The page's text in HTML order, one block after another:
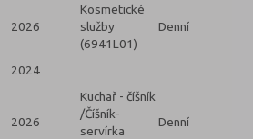
2026
Kosmetické
služby
(6941L01)
Denní
2024
2026
Kuchař - číšník
/Číšník-
servírka
Denní